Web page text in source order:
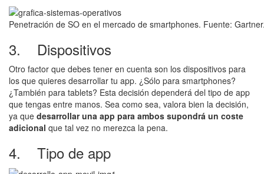
Penetración de SO en el mercado de smartphones. Fuente:
3. Dispositivos
Otro factor que debes tener en cuenta son los dispositivos para
los que quieres desarrollar tu app. ¿Sólo para smartphones?
¿También para tablets? Esta decisión dependerá del tipo de app
que tengas entre manos. Sea como sea, valora bien la decisión,
ya que desarrollar una app para ambos supondrá un coste
adicional que tal vez no merezca la pena.
4. Tipo de app